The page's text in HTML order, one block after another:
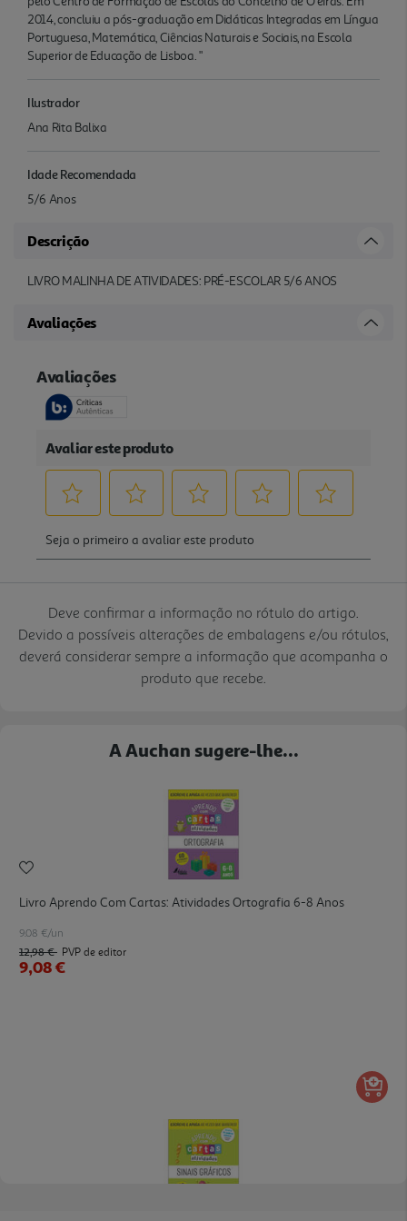
2014, concluiu a pós-graduação em Didáticas Integradas em Língua
Portuguesa, Matemática, Ciências Naturais e Sociais, na Escola
Superior de Educação de Lisboa. "
Ilustrador
Ana Rita Balixa
Idade Recomendada
5/6 Anos
Descrição
LIVRO MALINHA DE ATIVIDADES: PRÉ-ESCOLAR 5/6 ANOS
Avaliações
Deve confirmar a informação no rótulo do artigo.
Devido a possíveis alterações de embalagens e/ou rótulos,
deverá considerar sempre a informação que acompanha o
produto que recebe.
A Auchan sugere-lhe...
Livro Aprendo Com Cartas: Atividades Ortografia 6-8 Anos
9.08 €/un
12,98 € PVP de editor
9,08 €